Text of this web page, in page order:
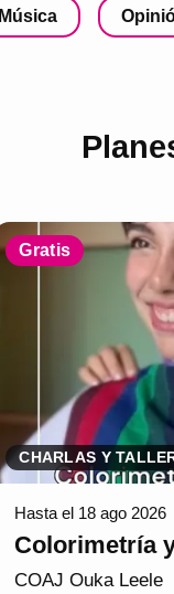
Música
Gratis
CHARLAS Y
Hasta el 18 ago 2026
Colorimetría
COAJ Ouka Leele